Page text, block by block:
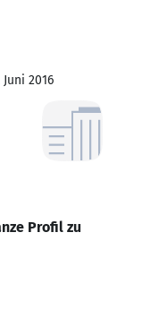
2016
Profil zu